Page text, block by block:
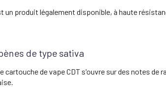
un produit légalement disponible, à haute
de type sativa
cartouche de vape CDT s'ouvre sur des notes